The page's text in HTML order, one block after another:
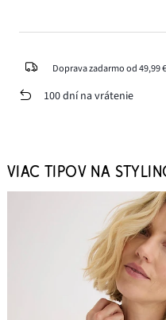
Doprava zadarmo od 49,99 €
100 dní na vrátenie
VIAC TIPOV NA